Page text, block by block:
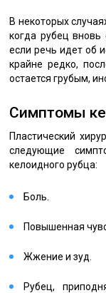
В некоторых
когда рубец
если речь идет об
крайне редко,
остается грубым,
Симптомы
Пластический
следующие
келоидного рубца:
Боль.
Повышенная
Жжение и зуд.
Рубец,